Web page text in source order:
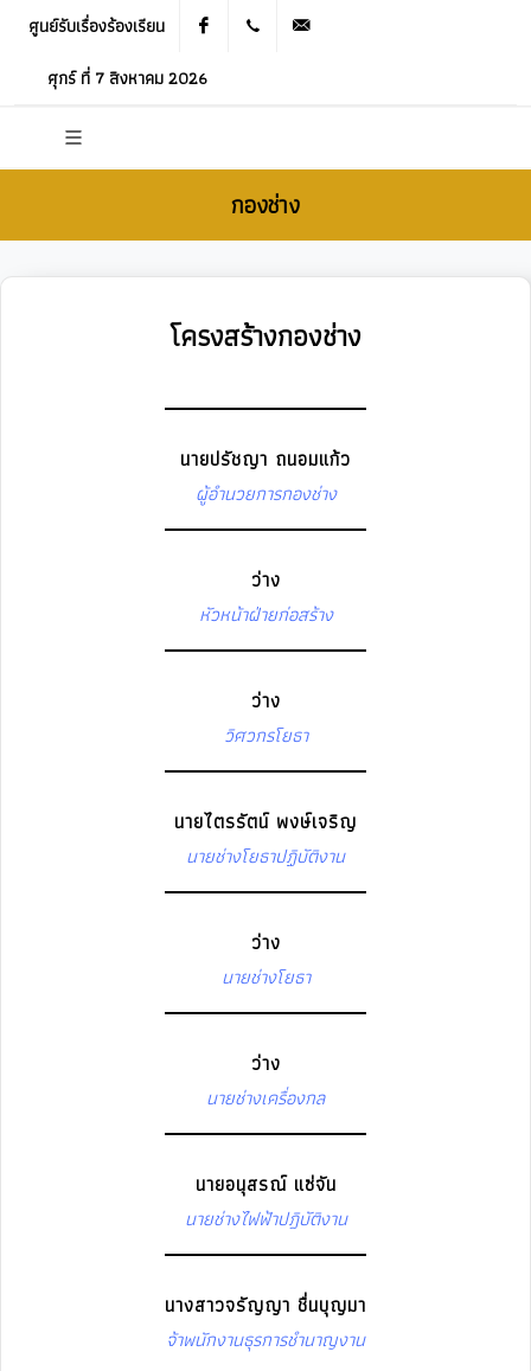
ศูนย์รับเรื่องร้องเรียน Facebook 021905536
ศุกร์ ที่ 7 สิงหาคม 2026
กองช่าง
โครงสร้างกองช่าง
นายปรัชญา ถนอมแก้ว
ผู้อำนวยการกองช่าง
ว่าง
หัวหน้าฝ่ายก่อสร้าง
ว่าง
วิศวกรโยธา
นายไตรรัตน์ พงษ์เจริญ
นายช่างโยธาปฏิบัติงาน
ว่าง
นายช่างโยธา
ว่าง
นายช่างเครื่องกล
นายอนุสรณ์ แซ่จัน
นายช่างไฟฟ้าปฎิบัติงาน
นางสาวจรัญญา ชื่นบุญมา
จ้าพนักงานธุรการชำนาญงาน